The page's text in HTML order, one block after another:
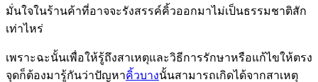
มั่นใจในร้านค้าที่อาจจะรังสรรค์คิ้วออกมาไม่เป็นธรรมชาติสัก
เท่าไหร่
เพราะฉะนั้นเพื่อให้รู้ถึงสาเหตุและวิธีการรักษาหรือแก้ไขให้ตรง
จุดก็ต้องมารู้กันว่าปัญหาคิ้วบางนั้นสามารถเกิดได้จากสาเหตุ